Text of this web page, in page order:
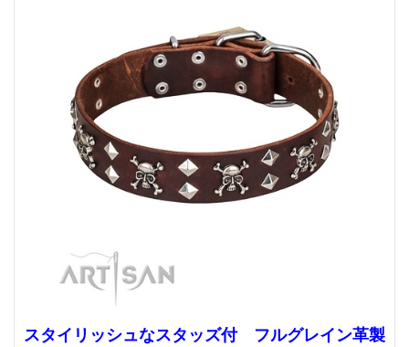
スタイリッシュなスタッズ付 フルグレイン革製